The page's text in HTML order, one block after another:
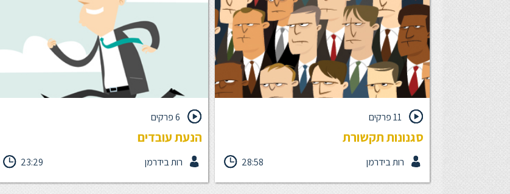
11 פרקים
סגנונות תקשורת
אתה מכיר את התחושה שאין לך כימייה עם מישהו? שלא
משנה מה תגיד או מה הוא יציג, אתם לא מסתדרים? אתה
28:58 רות בידרמן
6 פרקים
הנעת עובדים
העובד לביצוע אופטימלי. המטרה של יחידת לימוד זאת היא
23:29 רות בידרמן